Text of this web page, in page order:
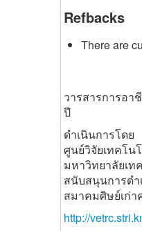
Refbacks
There are
วารสารการอ
ปี
ดำเนินการโดย
ศูนย์วิจัยเทคโน
มหาวิทยาลัยเท
สนับสนุนการดำ
สมาคมศิษย์เก่า
http://